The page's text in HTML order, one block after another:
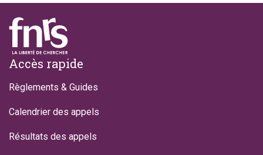
Footer
Accès rapide
Règlements & Guides
Calendrier des appels
Résultats des appels